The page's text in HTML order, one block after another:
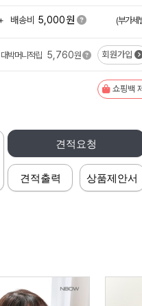
배송비 5,000원 (부가세
대박머니적립 5,760원 회원가입
쇼핑백
견적요청
견적출력 상품제안서